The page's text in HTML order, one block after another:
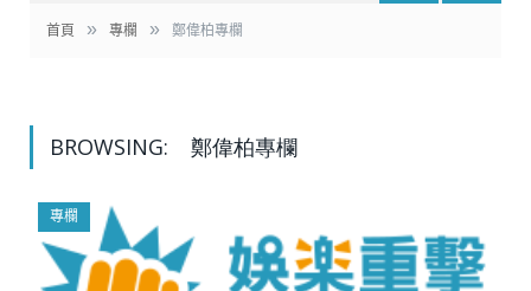
首頁 » 專欄 » 鄭偉柏專欄
BROWSING: 鄭偉柏專欄
專欄